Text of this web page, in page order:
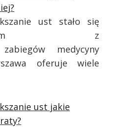
ust stało się
z
medycyny
oferuje wiele
ust jakie